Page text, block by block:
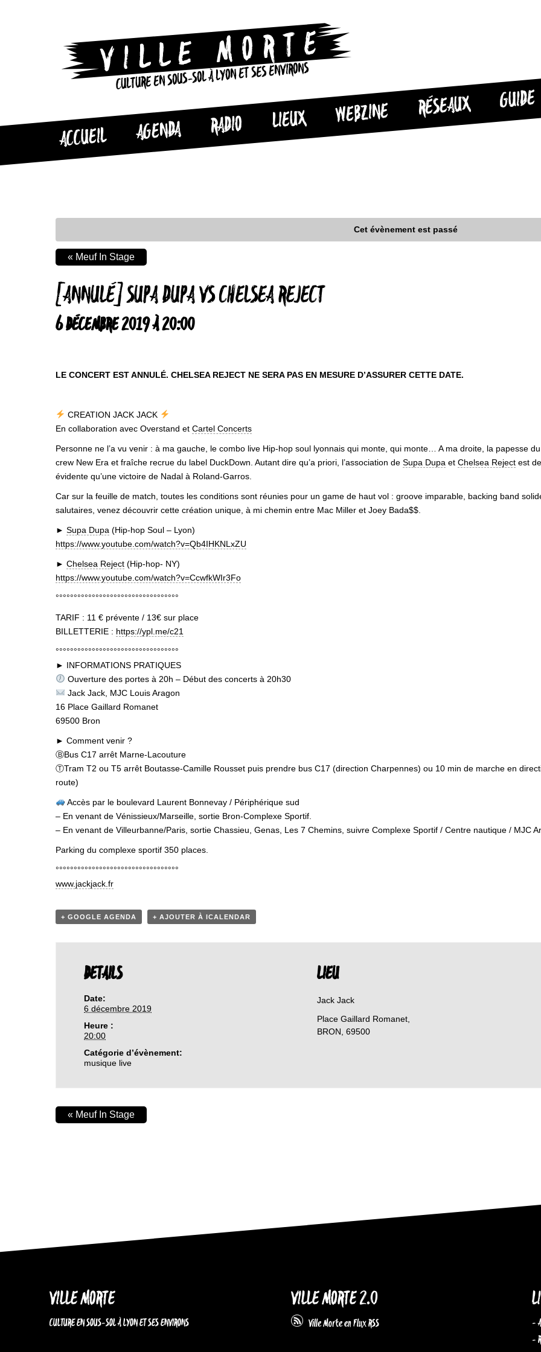
CULTURE EN SOUS-SOL À LYON ET SES ENVIRONS
ACCUEIL AGENDA RADIO LIEUX WEBZINE RÉSEAUX GUIDE
Cet évènement est passé
[ANNULÉ] SUPA DUPA VS CHELSEA REJECT
6 DÉCEMBRE 2019 À 20:00
« Meuf In Stage
LE CONCERT EST ANNULÉ. CHELSEA REJECT NE SERA PAS EN MESURE D’ASSURER CETTE DATE.
CREATION JACK JACK
En collaboration avec Overstand et Cartel Concerts
Personne ne l’a vu venir : à ma gauche, le combo live Hip-hop soul lyonnais qui monte, qui monte… A ma droite, la papesse
crew New Era et fraîche recrue du label DuckDown. Autant dire qu’a priori, l’association de Supa Dupa et Chelsea Reject est
évidente qu’une victoire de Nadal à Roland-Garros.
Car sur la feuille de match, toutes les conditions sont réunies pour un game de haut vol : groove imparable, backing band
salutaires, venez découvrir cette création unique, à mi chemin entre Mac Miller et Joey Bada$$.
► Supa Dupa (Hip-hop Soul – Lyon)
https://www.youtube.com/watch?v=Qb4IHKNLxZU
► Chelsea Reject (Hip-hop- NY)
https://www.youtube.com/watch?v=CcwfkWIr3Fo
°°°°°°°°°°°°°°°°°°°°°°°°°°°°°°°°°°
TARIF : 11 € prévente / 13€ sur place
BILLETTERIE : https://ypl.me/c21
°°°°°°°°°°°°°°°°°°°°°°°°°°°°°°°°°°
► INFORMATIONS PRATIQUES
Ouverture des portes à 20h – Début des concerts à 20h30
Jack Jack, MJC Louis Aragon
16 Place Gaillard Romanet
69500 Bron
► Comment venir ?
ⒷBus C17 arrêt Marne-Lacouture
ⓉTram T2 ou T5 arrêt Boutasse-Camille Rousset puis prendre bus C17 (direction Charpennes) ou 10 min de marche en
route)
Accès par le boulevard Laurent Bonnevay / Périphérique sud
– En venant de Vénissieux/Marseille, sortie Bron-Complexe Sportif.
– En venant de Villeurbanne/Paris, sortie Chassieu, Genas, Les 7 Chemins, suivre Complexe Sportif / Centre nautique / MJC
Parking du complexe sportif 350 places.
°°°°°°°°°°°°°°°°°°°°°°°°°°°°°°°°°°
www.jackjack.fr
+ GOOGLE AGENDA + AJOUTER À ICALENDAR
DETAILS
Date:
6 décembre 2019
Heure :
20:00
Catégorie d’évènement:
musique live
LIEU
Jack Jack
Place Gaillard Romanet,
BRON 69500
« Meuf In Stage
VILLE MORTE
CULTURE EN SOUS-SOL À LYON ET SES ENVIRONS
VILLE MORTE 2.0
Ville Morte en Flux RSS
-
-